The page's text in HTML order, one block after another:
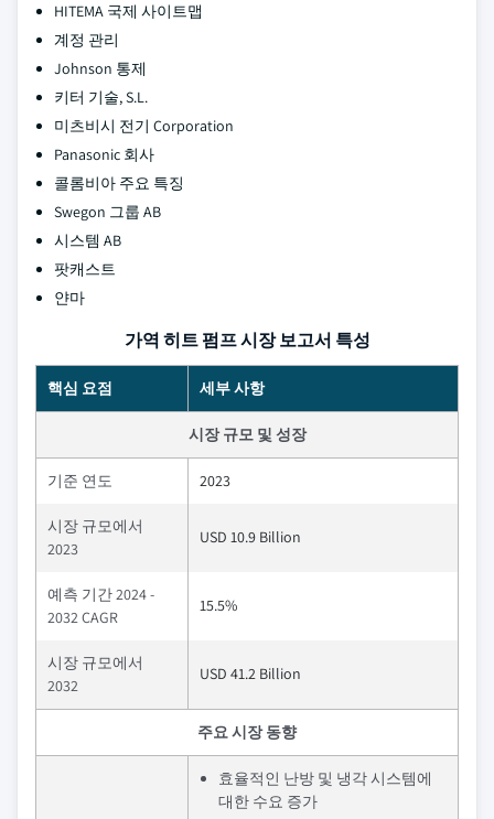
HITEMA 국제 사이트맵
계정 관리
Johnson 통제
키터 기술, S.L.
미츠비시 전기 Corporation
Panasonic 회사
콜롬비아 주요 특징
Swegon 그룹 AB
시스템 AB
팟캐스트
얀마
가역 히트 펌프 시장 보고서 특성
핵심 요점 세부 사항
시장 규모 및 성장
기준 연도 2023
시장 규모에서
2023
USD 10.9 Billion
예측 기간 2024 -
2032 CAGR
15.5%
시장 규모에서
2032
USD 41.2 Billion
주요 시장 동향
효율적인 난방 및 냉각 시스템에
대한 수요 증가